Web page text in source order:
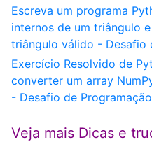
Escreva um programa
internos de um triângulo
triângulo válido - Desafio
Exercício Resolvido de
converter um array
- Desafio de
Veja mais Dicas e